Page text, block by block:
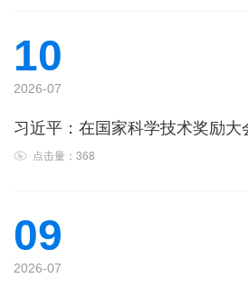
10
2026-07
点击量：368
09
2026-07